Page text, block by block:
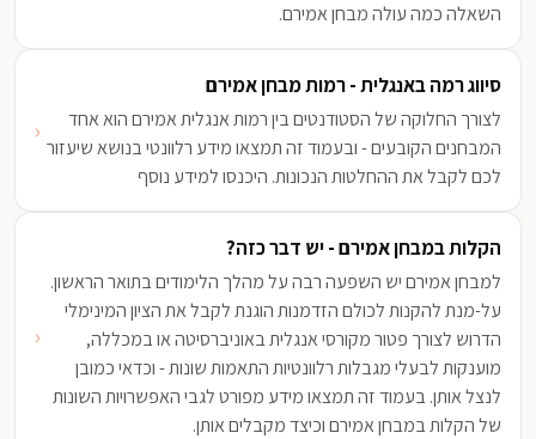
השאלה כמה עולה מבחן אמירם.
סיווג רמה באנגלית - רמות מבחן אמירם
לצורך החלוקה של הסטודנטים בין רמות אנגלית אמירם הוא אחד
המבחנים הקובעים - ובעמוד זה תמצאו מידע רלוונטי בנושא שיעזור
לכם לקבל את ההחלטות הנכונות. היכנסו למידע נוסף
‹
הקלות במבחן אמירם - יש דבר כזה?
למבחן אמירם יש השפעה רבה על מהלך הלימודים בתואר הראשון.
על-מנת להקנות לכולם הזדמנות הוגנת לקבל את הציון המינימלי
הדרוש לצורך פטור מקורסי אנגלית באוניברסיטה או במכללה,
מוענקות לבעלי מגבלות רלוונטיות התאמות שונות - וכדאי כמובן
לנצל אותן. בעמוד זה תמצאו מידע מפורט לגבי האפשרויות השונות
של הקלות במבחן אמירם וכיצד מקבלים אותן.
‹